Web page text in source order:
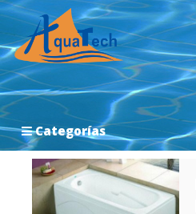
Categorías